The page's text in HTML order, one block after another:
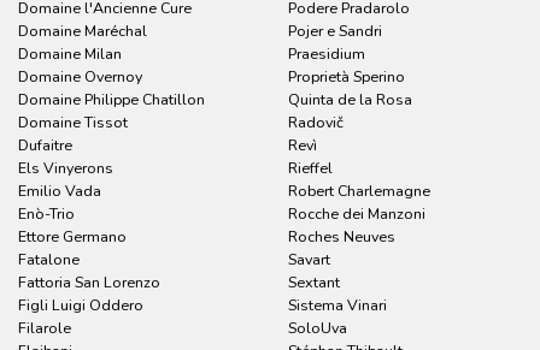
Domaine l'Ancienne Cure
Domaine Maréchal
Domaine Milan
Domaine Overnoy
Domaine Philippe Chatillon
Domaine Tissot
Dufaitre
Els Vinyerons
Emilio Vada
Enò-Trio
Ettore Germano
Fatalone
Fattoria San Lorenzo
Figli Luigi Oddero
Filarole
Podere Pradarolo
Pojer e Sandri
Praesidium
Proprietà Sperino
Quinta de la Rosa
Radovič
Revì
Rieffel
Robert Charlemagne
Rocche dei Manzoni
Roches Neuves
Savart
Sextant
Sistema Vinari
SoloUva